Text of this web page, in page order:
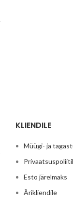
KLIENDILE
Müügi- ja
Esto järelmaks
Ärikliendile